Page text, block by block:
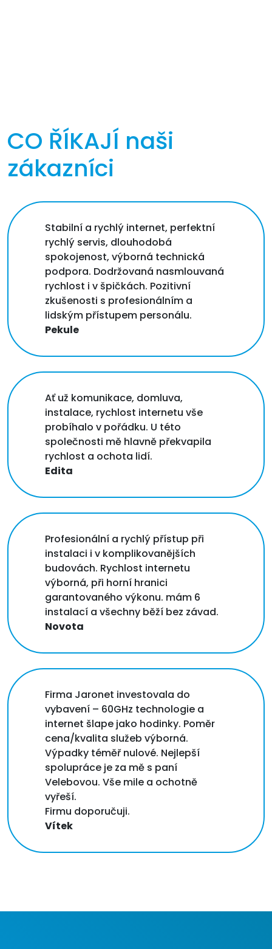
CO ŘÍKAJÍ naši
zákazníci
Stabilní a rychlý internet, perfektní
rychlý servis, dlouhodobá
spokojenost, výborná technická
podpora. Dodržovaná nasmlouvaná
rychlost i v špičkách. Pozitivní
zkušenosti s profesionálním a
lidským přístupem personálu.
Pekule
Ať už komunikace, domluva,
instalace, rychlost internetu vše
probíhalo v pořádku. U této
společnosti mě hlavně překvapila
rychlost a ochota lidí.
Edita
Profesionální a rychlý přístup při
instalaci i v komplikovanějších
budovách. Rychlost internetu
výborná, při horní hranici
garantovaného výkonu. mám 6
instalací a všechny běží bez závad.
Novota
Firma Jaronet investovala do
vybavení – 60GHz technologie a
internet šlape jako hodinky. Poměr
cena/kvalita služeb výborná.
Výpadky téměř nulové. Nejlepší
spolupráce je za mě s paní
Velebovou. Vše mile a ochotně
vyřeší.
Firmu doporučuji.
Vítek